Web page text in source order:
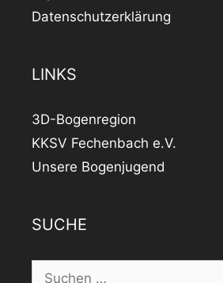
Datenschutzerklärung
LINKS
3D-Bogenregion
KKSV Fechenbach e.V.
Unsere Bogenjugend
SUCHE